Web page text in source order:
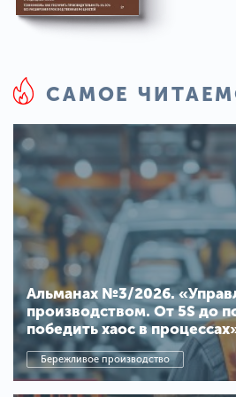
САМОЕ
Альманах №3/2026.
производством. От 5S до
победить хаос в
Бережливое производство